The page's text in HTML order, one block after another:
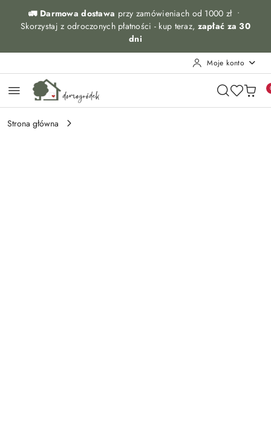
Przejdź do treści głównej
Przejdź do wyszukiwarki
Przejdź do moje konto
Przejdź do menu głównego
Przejdź do opisu produktu
Przejdź do stopki
🚛 Darmowa dostawa przy zamówieniach od 1000 zł •
Skorzystaj z odroczonych płatności - kup teraz, zapłać za 30
dni
Moje konto
Strona główna